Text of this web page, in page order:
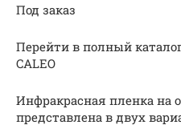
Под заказ
Перейти в полный
CALEO
Инфракрасная пленка на
представлена в двух